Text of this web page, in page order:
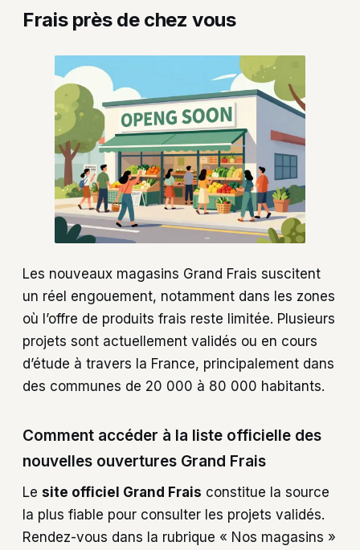
Frais près de chez vous
Les nouveaux magasins Grand Frais suscitent
un réel engouement, notamment dans les zones
où l’offre de produits frais reste limitée. Plusieurs
projets sont actuellement validés ou en cours
d’étude à travers la France, principalement dans
des communes de 20 000 à 80 000 habitants.
Comment accéder à la liste officielle des
nouvelles ouvertures Grand Frais
Le site officiel Grand Frais constitue la source
la plus fiable pour consulter les projets validés.
Rendez-vous dans la rubrique « Nos magasins »